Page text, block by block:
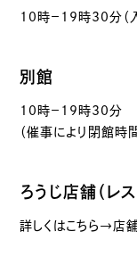
10時－19時30分（
別館
10時－19時30分
（催事により閉館時
ろうじ店舗（レ
詳しくはこちら→店